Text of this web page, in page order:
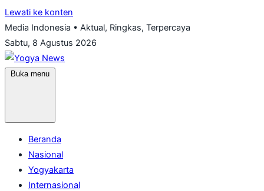
Lewati ke konten
Media Indonesia • Aktual, Ringkas, Terpercaya
Sabtu, 8 Agustus 2026
Buka menu
Beranda
Nasional
Yogyakarta
Internasional